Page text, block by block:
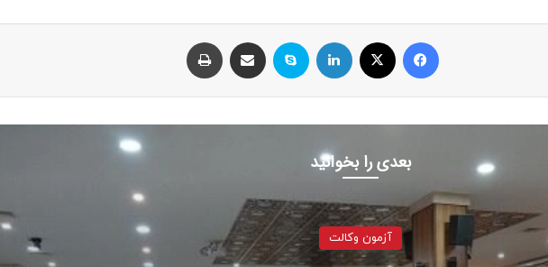
فیسبوک ایکس لینکداین اسکایپ اشتراک با ایمیل
بعدی را بخوانید
آزمون وکالت